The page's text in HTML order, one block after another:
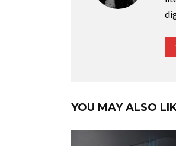
YOU MAY ALSO